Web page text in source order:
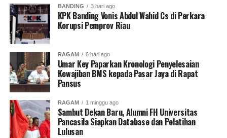
Sedangkan ECONOMIC FRAMEWORK rencana tersebut
akan mengurangi kendala pertumbuhan ekonomi
Palestina dengan membuka Tepi Barat dan Gaza ke
pasar regional dan global. Investasi besar dalam
transportasi dan infrastruktur akan membantu Tepi
Barat dan Gaza berintegrasi dengan ekonomi tetangga.
investasi tahap awal untuk menghilangkan kendala
terhadap pertumbuhan dan menargetkan proyek-
proyek utama yang membangun momentum,
menghasilkan pekerjaan, dan meningkatkan produk
domestik bruto (PDB).
BANDING 3 hari ago
KPK Banding Vonis Abdul Wahid Cs di Perkara
Korupsi Pemprov Riau
RAGAM 6 hari ago
Umar Key Paparkan Kronologi Penyelesaian
Kewajiban BMS kepada Pasar Jaya di Rapat
Pansus
RAGAM 1 minggu ago
Sambut Dekan Baru, Alumni FH Universitas
Pancasila Siapkan Database dan Pelatihan
Lulusan